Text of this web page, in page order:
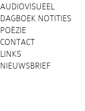
AUDIOVISUEEL
DAGBOEK NOTITIES
POËZIE
CONTACT
LINKS
NIEUWSBRIEF